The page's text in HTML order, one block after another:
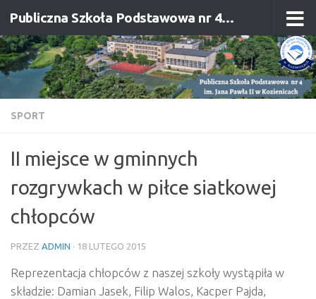
Przejdź do treści Publiczna Szkoła Podstawowa nr 4 im. Jana Pawła II w Kozienicach
SPORT
II miejsce w gminnych
rozgrywkach w piłce siatkowej
chłopców
PRZEZ ADMIN · 18 LUTEGO 2015
Reprezentacja chłopców z naszej szkoły wystąpiła w
składzie: Damian Jasek, Filip Walos, Kacper Pajda,